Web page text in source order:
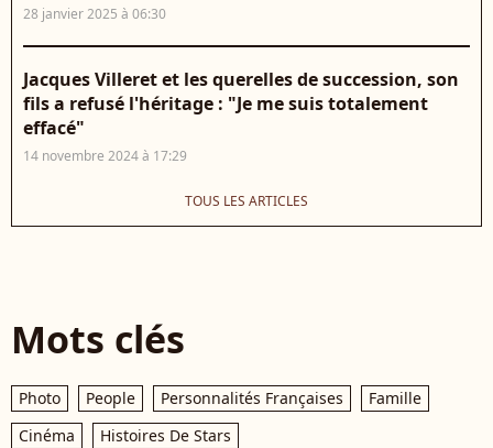
28 janvier 2025 à 06:30
Jacques Villeret et les querelles de succession, son
fils a refusé l'héritage : "Je me suis totalement
effacé"
14 novembre 2024 à 17:29
TOUS LES ARTICLES
Mots clés
Photo People Personnalités Françaises
Famille
Cinéma
Histoires De Stars